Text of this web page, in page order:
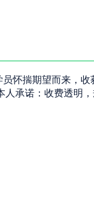
怀揣期望而来，
承诺：收费透明